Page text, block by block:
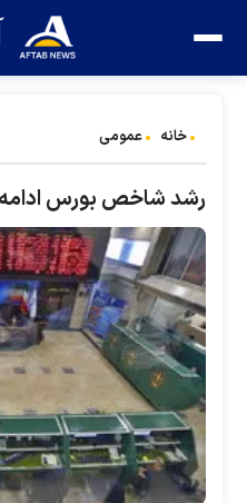
خانه عمومی
رشد شاخص بورس